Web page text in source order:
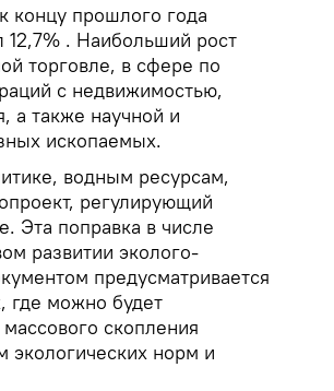
концу прошлого года
12,7% . Наибольший рост
торговле, в сфере по
с недвижимостью,
а также научной и
ископаемых.
водным ресурсам,
регулирующий
Эта поправка в числе
развитии эколого-
предусматривается
где можно будет
скопления
норм и